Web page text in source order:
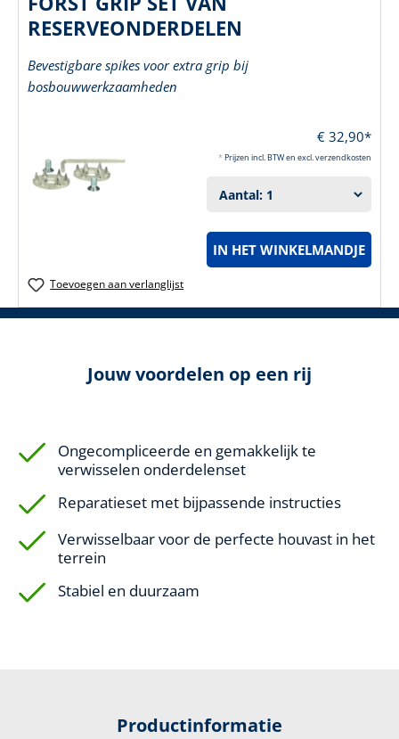
RESERVEONDERDELEN
Bevestigbare spikes voor extra grip bij
bosbouwwerkzaamheden
€ 32,90*
*Prijzen incl. BTW en excl. verzendkosten
IN HET WINKELMANDJE
Toevoegen aan verlanglijst
Jouw voordelen op een rij
Ongecompliceerde en gemakkelijk te
verwisselen onderdelenset
Reparatieset met bijpassende instructies
Verwisselbaar voor de perfecte houvast in het
terrein
Stabiel en duurzaam
Productinformatie